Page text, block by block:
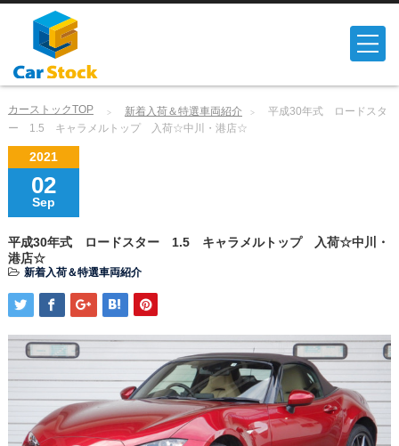
カーストックTOP 新着入荷＆特選車両紹介
平成30年式 ロードスタ
ー 1.5 キャラメルトップ 入荷☆中川・港店☆
2021
02
Sep
平成30年式 ロードスター 1.5 キャラメルトップ 入荷☆中川・
港店☆
新着入荷＆特選車両紹介